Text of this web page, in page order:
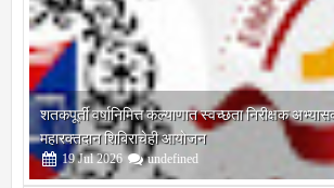
शतकपूर्ती वर्षानिमित्त कल्याणात स्वच्छता निरीक्षक
महारक्तदान शिबिराचेही आयोजन
19 Jul 2026 undefined